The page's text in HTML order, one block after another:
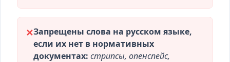
✕Запрещены слова на русском языке,
если их нет в нормативных
документах: стрипсы, опенспейс,